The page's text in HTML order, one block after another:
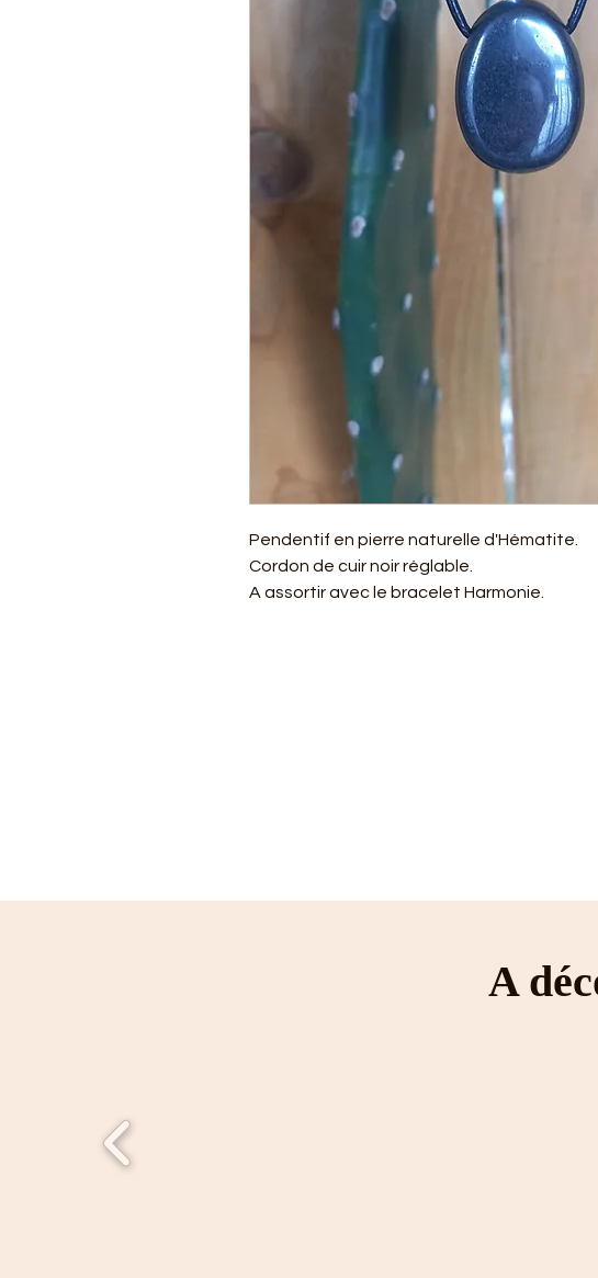
Pendentif en pierre naturelle d'Hématite.
Cordon de cuir noir réglable.
A assortir avec le bracelet Harmonie.
A